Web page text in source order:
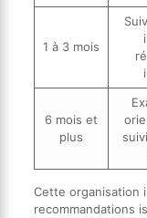
1 à 3 mois
6 mois et
plus
Cette organisation
recommandations